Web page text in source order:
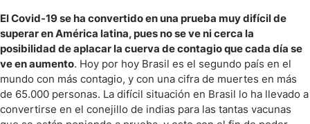
El Covid-19 se ha convertido en una prueba muy difícil de
superar en América latina, pues no se ve ni cerca la
posibilidad de aplacar la cuerva de contagio que cada día se
ve en aumento. Hoy por hoy Brasil es el segundo país en el
mundo con más contagio, y con una cifra de muertes en más
de 65.000 personas. La difícil situación en Brasil lo ha llevado a
convertirse en el conejillo de indias para las tantas vacunas